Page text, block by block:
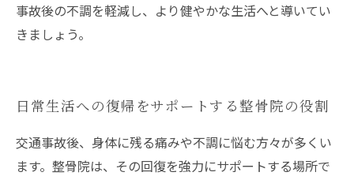
事故後の不調を軽減し、より健やかな生活へと導いてい
きましょう。
日常生活への復帰をサポートする整骨院の役割
交通事故後、身体に残る痛みや不調に悩む方々が多くい
ます。整骨院は、その回復を強力にサポートする場所で